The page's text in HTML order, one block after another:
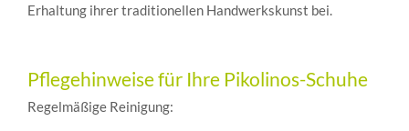
Erhaltung ihrer traditionellen Handwerkskunst bei.
Pflegehinweise für Ihre Pikolinos-Schuhe
Regelmäßige Reinigung: